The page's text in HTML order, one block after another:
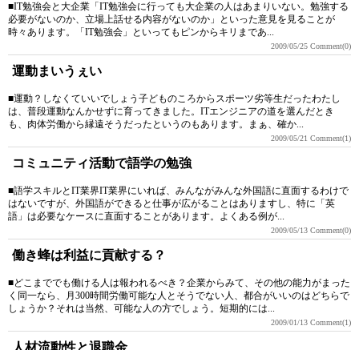
■IT勉強会と大企業「IT勉強会に行っても大企業の人はあまりいない。勉強する
必要がないのか、立場上話せる内容がないのか」といった意見を見ることが
時々あります。「IT勉強会」といってもピンからキリまであ...
2009/05/25 Comment(0)
運動まいうぇい
■運動？しなくていいでしょう子どものころからスポーツ劣等生だったわたし
は、普段運動なんかせずに育ってきました。ITエンジニアの道を選んだとき
も、肉体労働から縁遠そうだったというのもあります。まぁ、確か...
2009/05/21 Comment(1)
コミュニティ活動で語学の勉強
■語学スキルとIT業界IT業界にいれば、みんながみんな外国語に直面するわけで
はないですが、外国語ができると仕事が広がることはありますし、特に「英
語」は必要なケースに直面することがあります。よくある例が...
2009/05/13 Comment(0)
働き蜂は利益に貢献する？
■どこまででも働ける人は報われるべき？企業からみて、その他の能力がまった
く同一なら、月300時間労働可能な人とそうでない人、都合がいいのはどちらで
しょうか？それは当然、可能な人の方でしょう。短期的には...
2009/01/13 Comment(1)
人材流動性と退職金